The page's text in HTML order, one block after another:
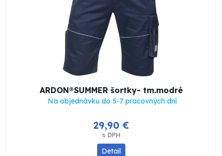
ARDON®SUMMER šortky- tm.modré
Na objednávku do 5-7 pracovných dní
29,90 €
s DPH
Detail